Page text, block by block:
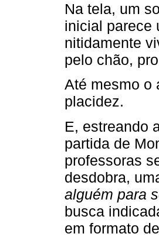
Na tela, um
inicial parece
nitidamente
pelo chão,
Até mesmo o
placidez.
E, estreando
partida de
professoras
desdobra,
alguém para
busca
em formato